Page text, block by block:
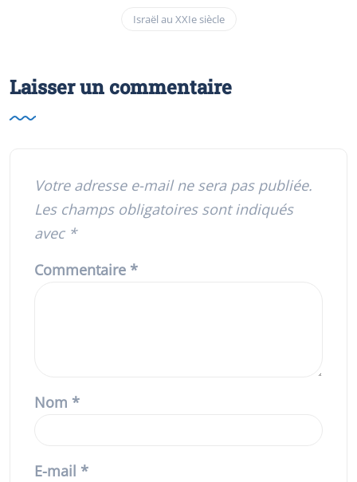
Israël au XXIe siècle
Laisser un commentaire
Votre adresse e-mail ne sera pas publiée.
Les champs obligatoires sont indiqués
avec *
Commentaire *
Nom *
E-mail *